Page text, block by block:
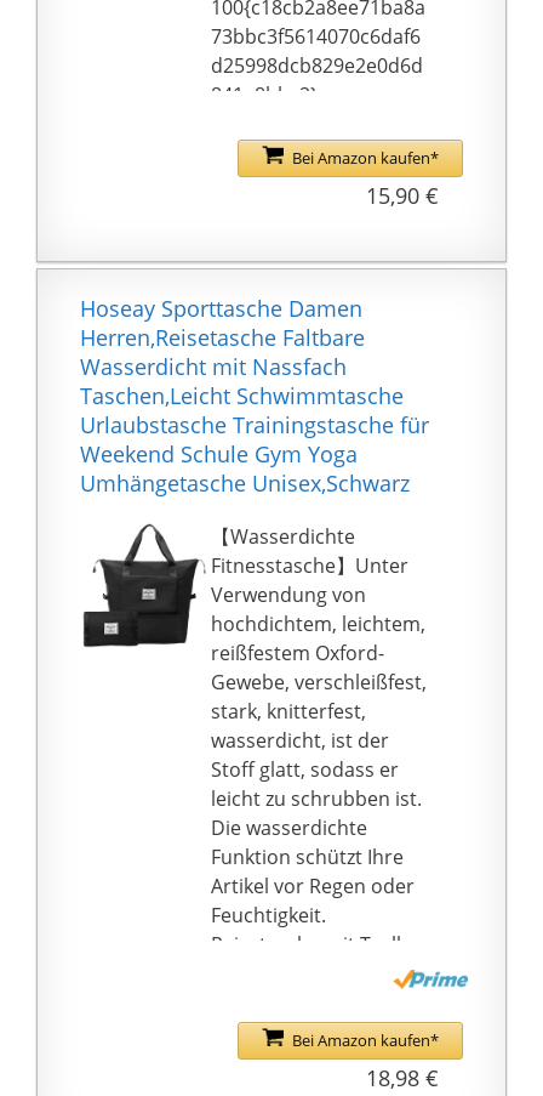
immer Ihr Backup und
Ihr Unterstützer.
für einen
Übernachtungsausflug
unterzubringen.
100{c18cb2a8ee71ba8a
73bbc3f5614070c6daf6
d25998dcb829e2e0d6d
841e8bbc2} aus
bei
30{c18cb2a8ee71ba8a7
3bbc3f5614070c6daf6d
41e8bbc2}
Fair: Aus fairer
Herstellung in Peru
Bei Amazon kaufen*
15,90 €
Hoseay Sporttasche Damen
Herren,Reisetasche Faltbare
Wasserdicht mit Nassfach
Taschen,Leicht Schwimmtasche
Urlaubstasche Trainingstasche für
Weekend Schule Gym Yoga
Umhängetasche Unisex,Schwarz
【Wasserdichte
Fitnesstasche】Unter
Verwendung von
hochdichtem, leichtem,
reißfestem Oxford-
Gewebe, verschleißfest,
stark, knitterfest,
wasserdicht, ist der
Stoff glatt, sodass er
leicht zu schrubben ist.
Die wasserdichte
Funktion schützt Ihre
Artikel vor Regen oder
Feuchtigkeit.
Reisetasche mit Trolley-
Hüllen, die am Trolley
können, um Ihre Reise
zu entlasten.
Bei Amazon kaufen*
18,98 €